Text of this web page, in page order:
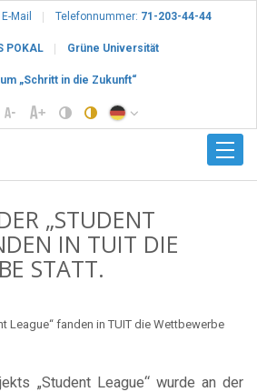
E-Mail Telefonnummer: 71-203-44-44
POKAL Grüne Universität
„Schritt in die Zukunft“
„STUDENT
IN TUIT DIE
STATT.
League“ fanden in TUIT die Wettbewerbe
„Student League“ wurde an der